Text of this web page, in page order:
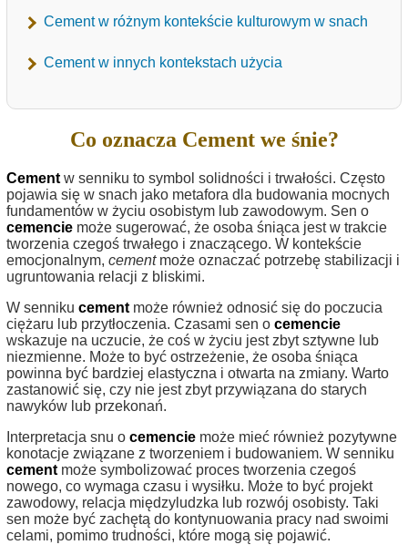
Cement w różnym kontekście kulturowym w snach
Cement w innych kontekstach użycia
Co oznacza Cement we śnie?
Cement w senniku to symbol solidności i trwałości. Często
pojawia się w snach jako metafora dla budowania mocnych
fundamentów w życiu osobistym lub zawodowym. Sen o
cemencie może sugerować, że osoba śniąca jest w trakcie
tworzenia czegoś trwałego i znaczącego. W kontekście
emocjonalnym, cementmoże oznaczać potrzebę stabilizacji i
ugruntowania relacji z bliskimi.
W senniku cement może również odnosić się do poczucia
ciężaru lub przytłoczenia. Czasami sen o cemencie
wskazuje na uczucie, że coś w życiu jest zbyt sztywne lub
niezmienne. Może to być ostrzeżenie, że osoba śniąca
powinna być bardziej elastyczna i otwarta na zmiany. Warto
zastanowić się, czy nie jest zbyt przywiązana do starych
nawyków lub przekonań.
Interpretacja snu o cemencie może mieć również pozytywne
konotacje związane z tworzeniem i budowaniem. W senniku
cement może symbolizować proces tworzenia czegoś
nowego, co wymaga czasu i wysiłku. Może to być projekt
zawodowy, relacja międzyludzka lub rozwój osobisty. Taki
sen może być zachętą do kontynuowania pracy nad swoimi
celami, pomimo trudności, które mogą się pojawić.